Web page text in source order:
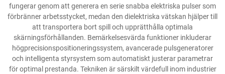
fungerar genom att generera en serie snabba elektriska pulser som
förbränner arbetsstycket, medan den dielektriska vätskan hjälper till
att transportera bort spill och upprätthålla optimala
skärningsförhållanden. Bemärkelsesvärda funktioner inkluderar
högprecisionspositioneringssystem, avancerade pulsgeneratorer
och intelligenta styrsystem som automatiskt justerar parametrar
för optimal prestanda. Tekniken är särskilt värdefull inom industrier